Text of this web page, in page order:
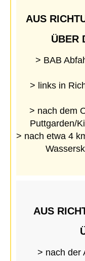
AUS
ÜBER
> BAB
> links in
> nach dem
Puttgarden/
> nach etwa 4
AUS
> nach der